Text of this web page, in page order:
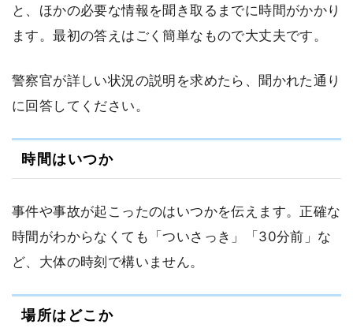
と、ほかの必要な情報を聞き取るまでに時間がかかり
ます。最初の答えはごく簡単なもので大丈夫です。
警察官が詳しい状況の説明を求めたら、聞かれた通り
に回答してください。
時間はいつか
事件や事故が起こったのはいつかを伝えます。正確な
時間がわからなくても「ついさっき」「30分前」な
ど、大体の時刻で構いません。
場所はどこか